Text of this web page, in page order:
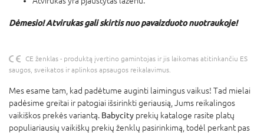
Dėmesio! Atvirukas gali skirtis nuo pavaizduoto nuotraukoje!
CE ženklas - produktą įvertino gamintojas ir jis laikomas atitinkančiu ES
saugos, sveikatos ir aplinkos apsaugos reikalavimus.
Mes esame tam, kad padėtume auginti laimingus vaikus! Tad mielai
padėsime greitai ir patogiai išsirinkti geriausią, Jums reikalingos
vaikiškos prekės variantą. Babycity prekių kataloge rasite platų
populiariausių vaikiškų prekių ženklų pasirinkimą, todėl perkant pas